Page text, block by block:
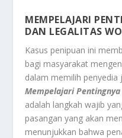
MEMPELAJARI
DAN LEGALITAS WO
Kasus penipuan ini
bagi masyarakat
dalam memilih penyedia
Mempelajari
adalah langkah wajib
pasangan yang akan
menunjukkan bahwa